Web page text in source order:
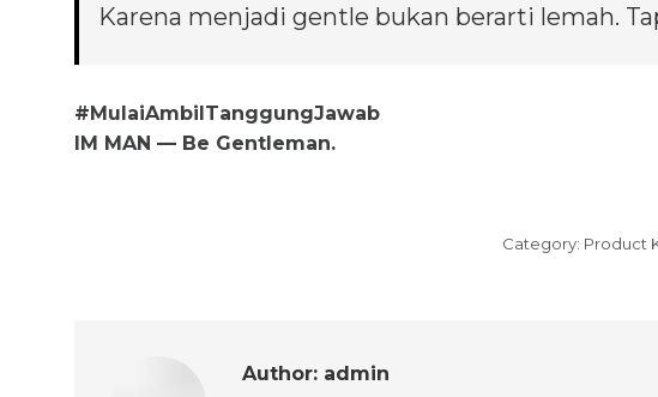
Karena menjadi gentle bukan berarti lemah.
#MulaiAmbilTanggungJawab
IM MAN — Be Gentleman.
Category: Product
Author: admin